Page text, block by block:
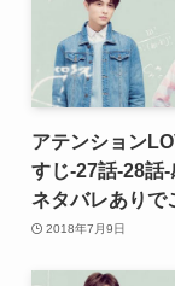
アテンション
すじ-27話-28話-
ネタバレありで
2018年7月9日